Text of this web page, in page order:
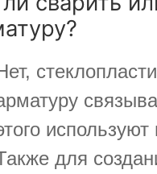
используют
для